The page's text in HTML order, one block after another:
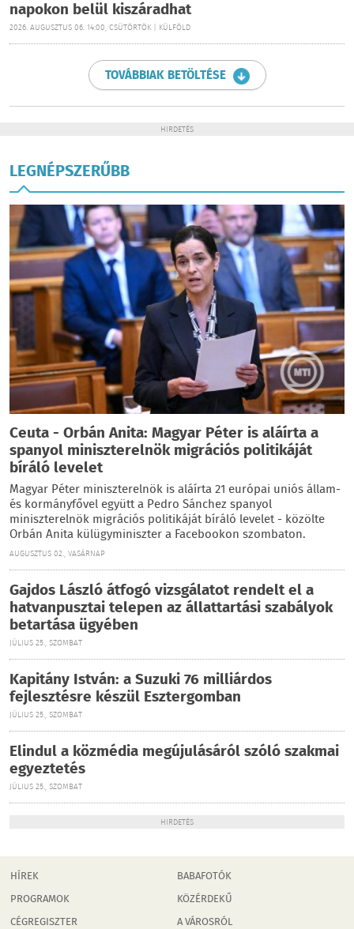
napokon belül kiszáradhat
2026. AUGUSZTUS 06. 14:00, CSÜTÖRTÖK | KÜLFÖLD
TOVÁBBIAK BETÖLTÉSE
HIRDETÉS
LEGNÉPSZERŰBB
Ceuta - Orbán Anita: Magyar Péter is aláírta a
spanyol miniszterelnök migrációs politikáját
bíráló levelet
Magyar Péter miniszterelnök is aláírta 21 európai uniós állam-
és kormányfővel együtt a Pedro Sánchez spanyol
miniszterelnök migrációs politikáját bíráló levelet - közölte
Orbán Anita külügyminiszter a Facebookon szombaton.
AUGUSZTUS 02., VASÁRNAP
Gajdos László átfogó vizsgálatot rendelt el a
hatvanpusztai telepen az állattartási szabályok
betartása ügyében
JÚLIUS 25., SZOMBAT
Kapitány István: a Suzuki 76 milliárdos
fejlesztésre készül Esztergomban
JÚLIUS 25., SZOMBAT
Elindul a közmédia megújulásáról szóló szakmai
egyeztetés
JÚLIUS 25., SZOMBAT
HIRDETÉS
HÍREK
PROGRAMOK
CÉGREGISZTER
BABAFOTÓK
KÖZÉRDEKŰ
A VÁROSRÓL